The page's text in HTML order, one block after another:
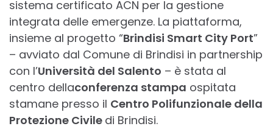
sistema certificato ACN per la gestione
integrata delle emergenze. La piattaforma,
insieme al progetto “Brindisi Smart City Port”
– avviato dal Comune di Brindisi in partnership
con l’Università del Salento – è stata al
centro dellaconferenza stampa ospitata
stamane presso il Centro Polifunzionale della
Protezione Civile di Brindisi.